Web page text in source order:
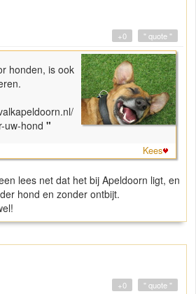
" quote "
+0
honden, is ook
uw-hond "
Kees
lees net dat het bij Apeldoorn ligt, en
hond en zonder ontbijt.
" quote "
+0